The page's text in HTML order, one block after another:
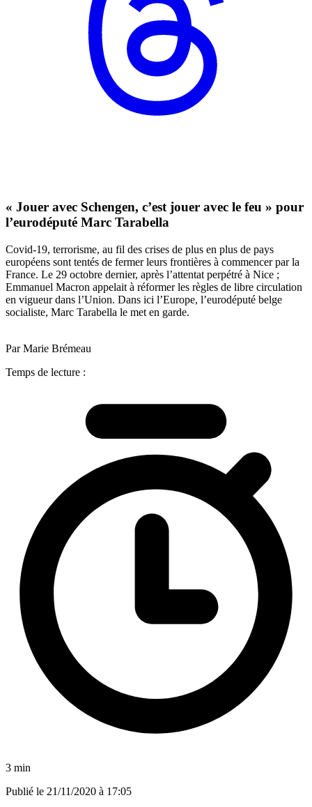
« Jouer avec Schengen, c’est jouer avec le feu » pour
l’eurodéputé Marc Tarabella
Covid-19, terrorisme, au fil des crises de plus en plus de pays
européens sont tentés de fermer leurs frontières à commencer par la
France. Le 29 octobre dernier, après l’attentat perpétré à Nice ;
Emmanuel Macron appelait à réformer les règles de libre circulation
en vigueur dans l’Union. Dans ici l’Europe, l’eurodéputé belge
socialiste, Marc Tarabella le met en garde.
Par Marie Brémeau
Temps de lecture :
3 min
Publié le 21/11/2020 à 17:05